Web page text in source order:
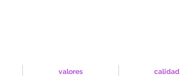
valores calidad